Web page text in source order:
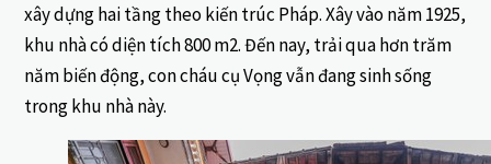
xây dựng hai tầng theo kiến trúc Pháp. Xây vào năm 1925,
khu nhà có diện tích 800 m2. Đến nay, trải qua hơn trăm
năm biến động, con cháu cụ Vọng vẫn đang sinh sống
trong khu nhà này.